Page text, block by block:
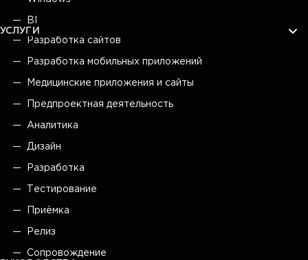
BI
УСЛУГИ
Разработка сайтов
Разработка мобильных приложений
Медицинские приложения и сайты
Предпроектная деятельность
Аналитика
Дизайн
Разработка
Тестирование
Приёмка
Релиз
Сопровождение